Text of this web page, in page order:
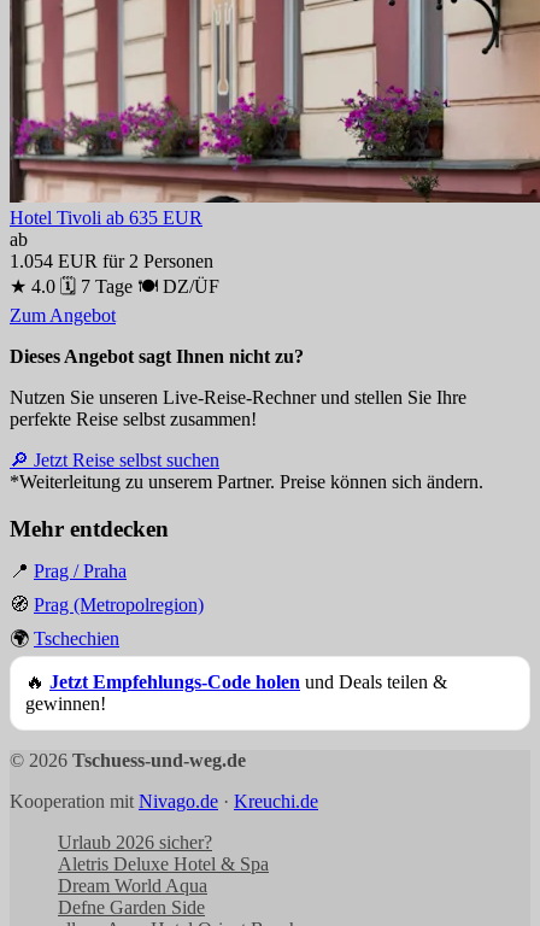
Hotel Tivoli ab 635 EUR
ab
1.054 EUR für 2 Personen
★ 4.0 🗓 7 Tage 🍽 DZ/ÜF
Zum Angebot
Dieses Angebot sagt Ihnen nicht zu?
Nutzen Sie unseren Live-Reise-Rechner und stellen Sie Ihre
perfekte Reise selbst zusammen!
🔎 Jetzt Reise selbst suchen
*Weiterleitung zu unserem Partner. Preise können sich ändern.
Mehr entdecken
📍 Prag / Praha
🧭 Prag (Metropolregion)
🌍 Tschechien
🔥 Jetzt Empfehlungs-Code holen und Deals teilen &
gewinnen!
© 2026 Tschuess-und-weg.de
Kooperation mit Nivago.de · Kreuchi.de
Urlaub 2026 sicher?
Aletris Deluxe Hotel & Spa
Dream World Aqua
Defne Garden Side